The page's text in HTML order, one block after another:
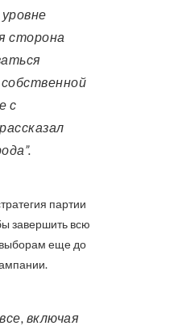
сторона
с
партии
завершить всю
выборам еще до